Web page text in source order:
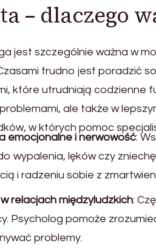
– dlaczego
jest szczególnie ważna w
trudno jest poradzić
które utrudniają codzienne
ale także w
w których pomoc
emocjonalne i nerwowość:
wypalenia, lęków czy
i radzeniu sobie z
relacjach międzyludzkich:
Psycholog pomoże
problemy.